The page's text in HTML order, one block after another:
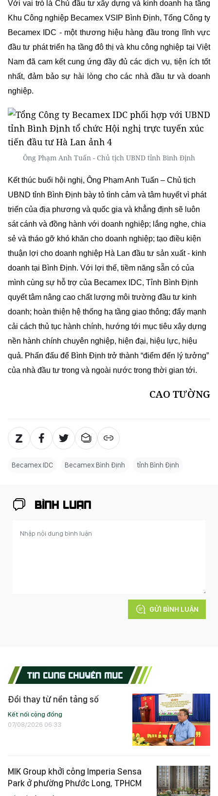
– xã hội tỉnh Bình Định nói chung, cũng như sự phát triển
của Khu kinh tế Nhơn Hội nói riêng.
Với vai trò là Chủ đầu tư xây dựng và kinh doanh hạ tầng
Khu Công nghiệp Becamex VSIP Bình Định, Tổng Công ty
Becamex IDC - một thương hiệu hàng đầu trong lĩnh vực
đầu tư phát triển hạ tầng đô thị và khu công nghiệp tại Việt
nhất, đảm bảo sự hài lòng cho các nhà đầu tư và doanh
nghiệp.
Ông Phạm Anh Tuấn - Chủ tịch UBND tỉnh Bình Định
Kết thúc buổi hội nghị, Ông Phạm Anh Tuấn – Chủ tịch
UBND tỉnh Bình Định bày tỏ tình cảm và tâm huyết vì phát
triển của địa phương và quốc gia và khẳng định sẽ luôn
sát cánh và đồng hành với doanh nghiệp; lắng nghe, chia
sẻ và tháo gỡ khó khăn cho doanh nghiệp; tạo điều kiện
thuận lợi cho doanh nghiệp Hà Lan đầu tư sản xuất - kinh
doanh tại Bình Định. Với lợi thế, tiềm năng sẵn có của
mình cùng sự hỗ trợ của Becamex IDC, Tỉnh Bình Định
quyết tâm nâng cao chất lượng môi trường đầu tư kinh
doanh; hoàn thiện hệ thống hạ tầng giao thông; đẩy mạnh
cải cách thủ tục hành chính, hướng tới mục tiêu xây dựng
quả. Phấn đấu để Bình Định trở thành “điểm đến lý tưởng”
Becamex IDC Becamex Bình Định
TIN CÙNG CHUYÊN MỤC